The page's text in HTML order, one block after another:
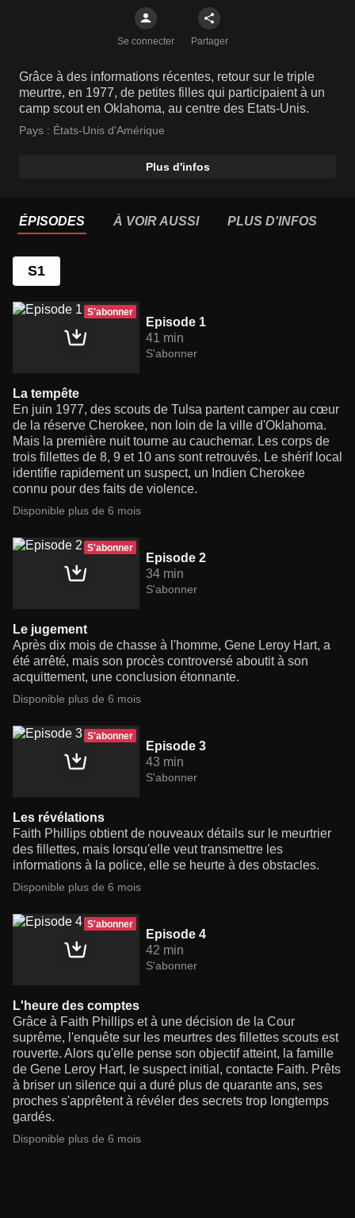
Se connecter Partager
Grâce à des informations récentes, retour sur le triple
meurtre, en 1977, de petites filles qui participaient à un
camp scout en Oklahoma, au centre des Etats-Unis.
Pays : États-Unis d'Amérique
Plus d'infos
ÉPISODES À VOIR AUSSI PLUS D'INFOS
S1
S'abonner
Episode 1
41 min
S'abonner
La tempête
En juin 1977, des scouts de Tulsa partent camper au cœur
de la réserve Cherokee, non loin de la ville d'Oklahoma.
Mais la première nuit tourne au cauchemar. Les corps de
trois fillettes de 8, 9 et 10 ans sont retrouvés. Le shérif local
identifie rapidement un suspect, un Indien Cherokee
connu pour des faits de violence.
Disponible plus de 6 mois
S'abonner
Episode 2
34 min
S'abonner
Le jugement
Après dix mois de chasse à l'homme, Gene Leroy Hart, a
été arrêté, mais son procès controversé aboutit à son
acquittement, une conclusion étonnante.
Disponible plus de 6 mois
S'abonner
Episode 3
43 min
S'abonner
Les révélations
Faith Phillips obtient de nouveaux détails sur le meurtrier
des fillettes, mais lorsqu'elle veut transmettre les
informations à la police, elle se heurte à des obstacles.
Disponible plus de 6 mois
S'abonner
Episode 4
42 min
S'abonner
L'heure des comptes
Grâce à Faith Phillips et à une décision de la Cour
suprême, l'enquête sur les meurtres des fillettes scouts est
rouverte. Alors qu'elle pense son objectif atteint, la famille
de Gene Leroy Hart, le suspect initial, contacte Faith. Prêts
à briser un silence qui a duré plus de quarante ans, ses
proches s'apprêtent à révéler des secrets trop longtemps
gardés.
Disponible plus de 6 mois